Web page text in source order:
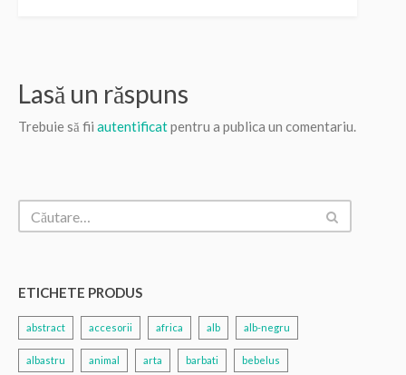
Lasă un răspuns
Trebuie să fii autentificatpentru a publica un comentariu.
ETICHETE PRODUS
abstract accesorii africa alb alb-negru
albastru animal arta barbati bebelus